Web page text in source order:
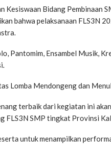
Kesiswaan Bidang Pembinaan
bahwa pelaksanaan FLS3N
Pantomim, Ensambel Musik,
Lomba Mendongeng dan
terbaik dari kegiatan ini
FLS3N SMP tingkat Provinsi
untuk menampilkan